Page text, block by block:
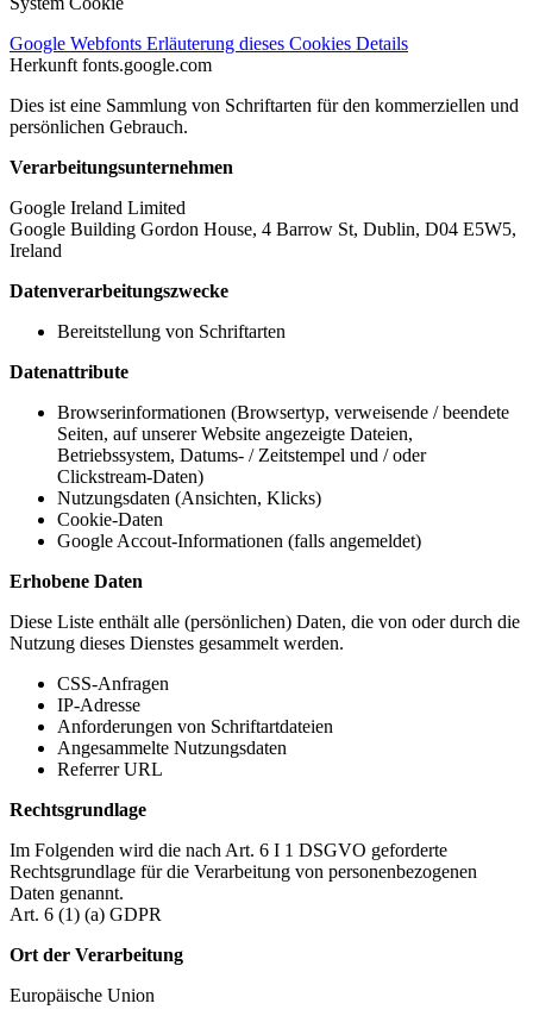
Google Webfonts Erläuterung dieses Cookies Details
Herkunft fonts.google.com
Dies ist eine Sammlung von Schriftarten für den kommerziellen und
persönlichen Gebrauch.
Verarbeitungsunternehmen
Google Ireland Limited
Google Building Gordon House, 4 Barrow St, Dublin, D04 E5W5,
Ireland
Datenverarbeitungszwecke
Bereitstellung von Schriftarten
Datenattribute
Browserinformationen (Browsertyp, verweisende / beendete
Seiten, auf unserer Website angezeigte Dateien,
Betriebssystem, Datums- / Zeitstempel und / oder
Clickstream-Daten)
Nutzungsdaten (Ansichten, Klicks)
Cookie-Daten
Google Accout-Informationen (falls angemeldet)
Erhobene Daten
Diese Liste enthält alle (persönlichen) Daten, die von oder durch die
Nutzung dieses Dienstes gesammelt werden.
CSS-Anfragen
IP-Adresse
Anforderungen von Schriftartdateien
Angesammelte Nutzungsdaten
Referrer URL
Rechtsgrundlage
Im Folgenden wird die nach Art. 6 I 1 DSGVO geforderte
Rechtsgrundlage für die Verarbeitung von personenbezogenen
Daten genannt.
Art. 6 (1) (a) GDPR
Ort der Verarbeitung
Europäische Union